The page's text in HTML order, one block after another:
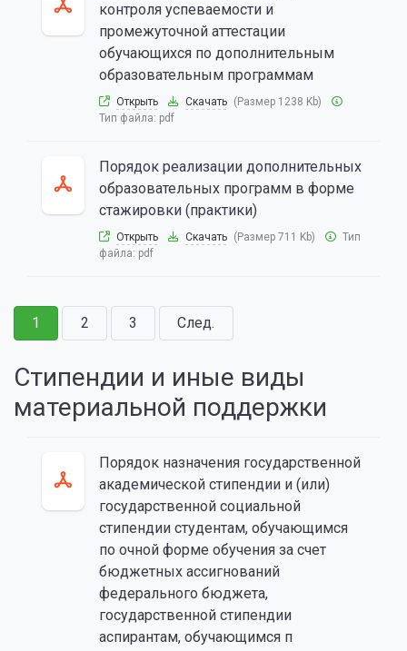
контроля успеваемости и
промежуточной аттестации
обучающихся по дополнительным
образовательным программам
Открыть Скачать (Размер 1238 Kb)
Тип файла: pdf
Порядок реализации дополнительных
образовательных программ в форме
стажировки (практики)
Открыть Скачать (Размер 711 Kb)
Тип
файла: pdf
1 2 3 След.
Стипендии и иные виды
материальной поддержки
Порядок назначения государственной
академической стипендии и (или)
государственной социальной
стипендии студентам, обучающимся
по очной форме обучения за счет
бюджетных ассигнований
федерального бюджета,
государственной стипендии
аспирантам, обучающимся п